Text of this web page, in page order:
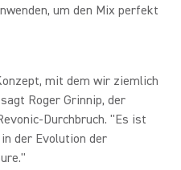
um den Mix perfekt
mit dem wir ziemlich
Roger Grinnip, der
Durchbruch. "Es ist
der Evolution der